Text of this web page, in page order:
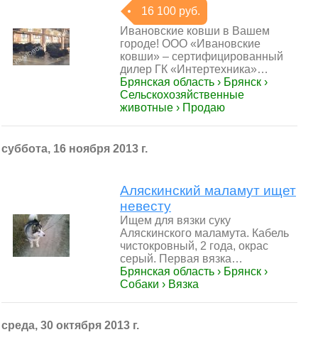
16 100 руб.
Ивановские ковши в Вашем
городе! ООО «Ивановские
ковши» – сертифицированный
дилер ГК «Интертехника»…
Брянская область › Брянск ›
Сельскохозяйственные
животные › Продаю
суббота, 16 ноября 2013 г.
Аляскинский маламут ищет
невесту
Ищем для вязки суку
Аляскинского маламута. Кабель
чистокровный, 2 года, окрас
серый. Первая вязка…
Брянская область › Брянск ›
Собаки › Вязка
среда, 30 октября 2013 г.